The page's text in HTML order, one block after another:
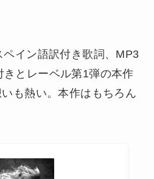
イン語訳付き歌詞、MP3
きとレーベル第1弾の本作
も熱い。本作はもちろん